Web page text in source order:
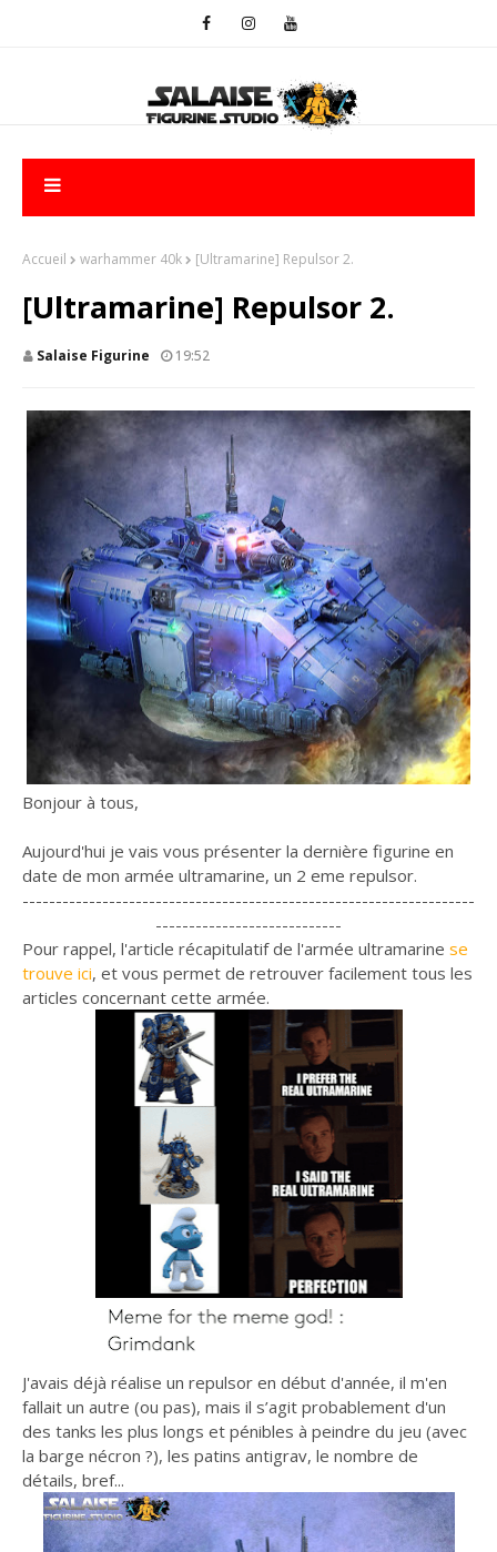
Accueil warhammer 40k [Ultramarine] Repulsor 2.
[Ultramarine] Repulsor 2.
Salaise Figurine 19:52
Bonjour à tous,
Aujourd'hui je vais vous présenter la dernière figurine en
date de mon armée ultramarine, un 2 eme repulsor.
--------------------------------------------------------------------
----------------------------
Pour rappel, l'article récapitulatif de l'armée ultramarine se
trouve ici, et vous permet de retrouver facilement tous les
articles concernant cette armée.
J'avais déjà réalise un repulsor en début d'année, il m'en
fallait un autre (ou pas), mais il s’agit probablement d'un
des tanks les plus longs et pénibles à peindre du jeu (avec
la barge nécron ?), les patins antigrav, le nombre de
détails, bref...